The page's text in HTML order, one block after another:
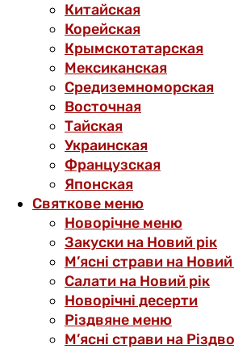
Китайская
Корейская
Крымскотатарская
Мексиканская
Средиземноморская
Восточная
Тайская
Украинская
Французская
Японская
Святкове меню
Новорічне меню
Закуски на Новий рік
М’ясні страви на Новий
Салати на Новий рік
Новорічні десерти
Різдвяне меню
М’ясні страви на Різдво